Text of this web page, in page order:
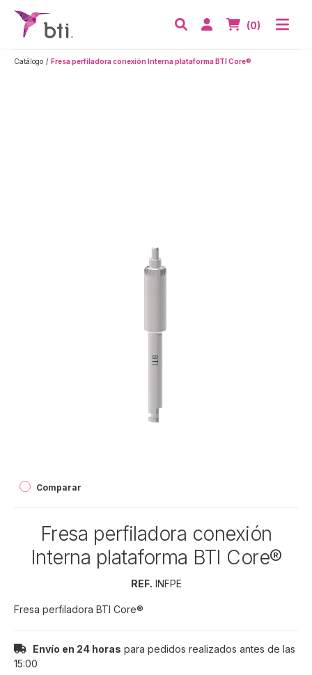
BTI - Human Tecnology
Acceder
Nº de
(0)
Catálogo Fresa perfiladora conexión Interna plataforma BTI Core®
Comparar
Fresa perfiladora conexión
Interna plataforma BTI Core®
REF. INFPE
Fresa perfiladora BTI Core®
Envío en 24 horas para pedidos realizados antes de las
15:00